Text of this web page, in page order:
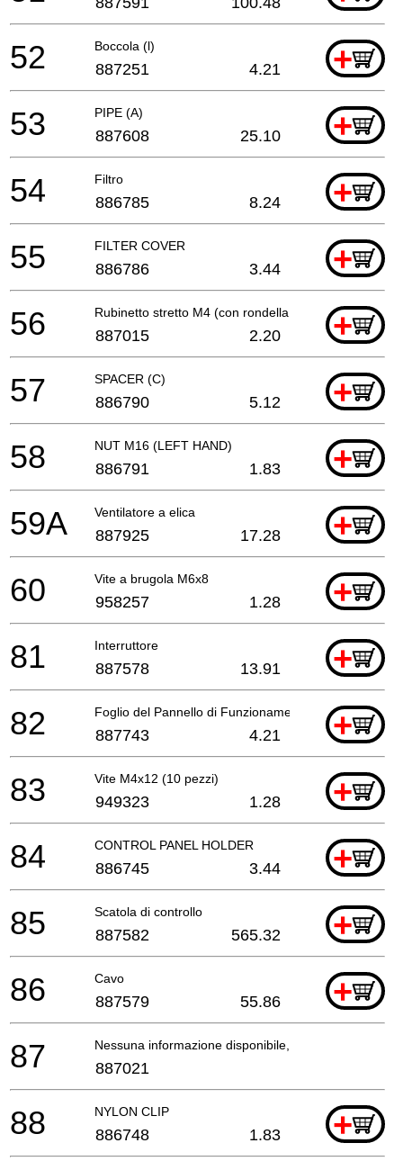
Boccola (l) +
52 887251 4.21
PIPE (A) +
53 887608 25.10
Filtro +
54 886785 8.24
FILTER COVER +
55 886786 3.44
Rubinetto stretto M4 (con rondella del bullone)
+
56 887015 2.20
SPACER (C) +
57 886790 5.12
NUT M16 (LEFT HAND) +
58 886791 1.83
Ventilatore a elica +
59A 887925 17.28
Vite a brugola M6x8 +
60 958257 1.28
Interruttore +
81 887578 13.91
Foglio del Pannello di Funzionamento +
82 887743 4.21
Vite M4x12 (10 pezzi) +
83 949323 1.28
CONTROL PANEL HOLDER +
84 886745 3.44
Scatola di controllo +
85 887582 565.32
Cavo +
86 887579 55.86
Nessuna informazione disponibile, non ordinabile
87 887021
NYLON CLIP +
88 886748 1.83